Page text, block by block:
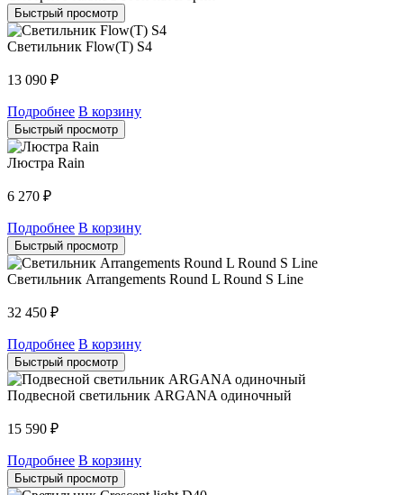
Быстрый просмотр
Светильник Flow(T) S4
13 090 ₽
Подробнее В корзину
Быстрый просмотр
Люстра Rain
6 270 ₽
Подробнее В корзину
Быстрый просмотр
Светильник Arrangements Round L Round S Line
32 450 ₽
Подробнее В корзину
Быстрый просмотр
Подвесной светильник ARGANA одиночный
15 590 ₽
Подробнее В корзину
Быстрый просмотр